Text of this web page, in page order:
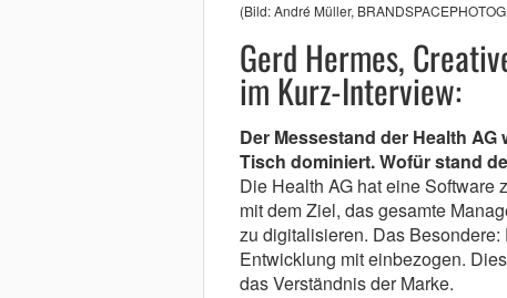
(Bild: André Müller,
Gerd Hermes,
im Kurz-Interview:
Der Messestand der Health
Tisch dominiert. Wofür stand
Die Health AG hat eine Software
mit dem Ziel, das gesamte
zu digitalisieren. Das
Entwicklung mit einbezogen.
das Verständnis der Marke.